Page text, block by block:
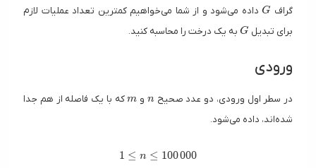
گراف
G
Gداده می‌شود و از شما می‌خواهیم کمترین تعداد عملیات لازم
برای تبدیل
G
G به یک درخت را محاسبه کنید.
ورودی
در سطر اول ورودی، دو عدد صحیح
n
n و
m
mکه با یک فاصله از هم جدا
شده‌اند، داده می‌شود.
1 \leq n \leq 100 \, 000
1 ≤ n ≤ 100000